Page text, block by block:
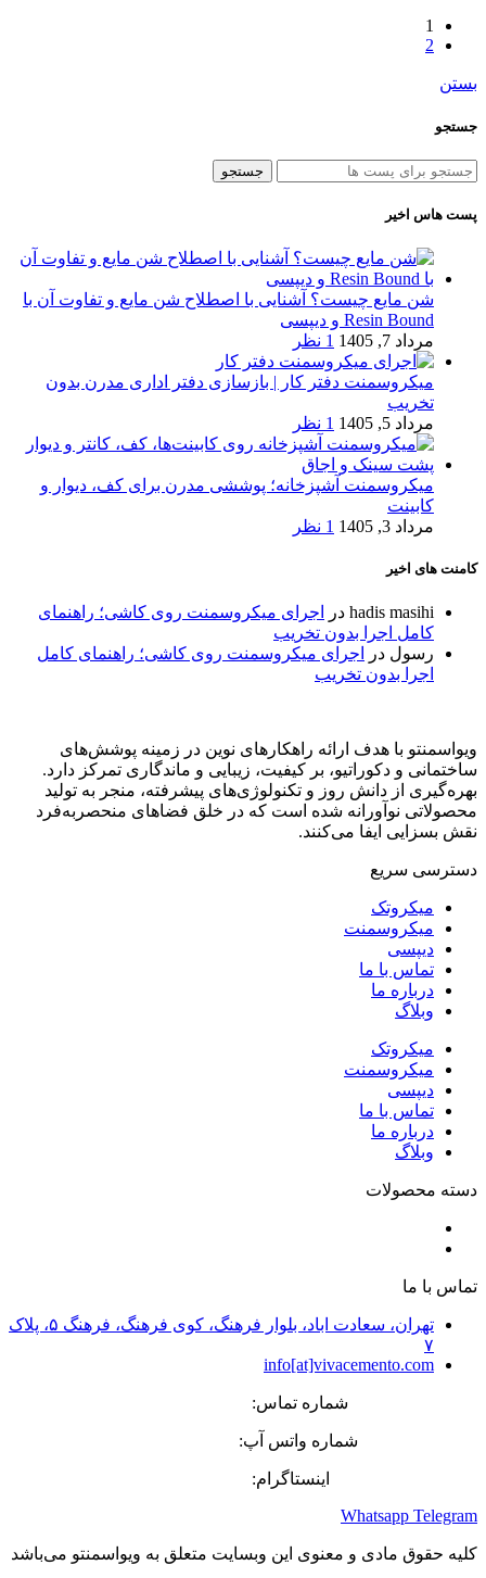
1
2
بستن
جستجو
جستجو
پست هاس اخیر
شن مایع چیست؟ آشنایی با اصطلاح شن مایع و تفاوت آن با
Resin Bound و دیپسی
مرداد 7, 1405
1 نظر
میکروسمنت دفتر کار | بازسازی دفتر اداری مدرن بدون
تخریب
مرداد 5, 1405
1 نظر
میکروسمنت آشپزخانه؛ پوششی مدرن برای کف، دیوار و
کابینت
مرداد 3, 1405
1 نظر
کامنت های اخیر
hadis masihi در
اجرای میکروسمنت روی کاشی؛ راهنمای
کامل اجرا بدون تخریب
رسول در
اجرای میکروسمنت روی کاشی؛ راهنمای کامل
اجرا بدون تخریب
ویواسمنتو با هدف ارائه راهکارهای نوین در زمینه پوشش‌های
ساختمانی و دکوراتیو، بر کیفیت، زیبایی و ماندگاری تمرکز دارد.
بهره‌گیری از دانش روز و تکنولوژی‌های پیشرفته، منجر به تولید
محصولاتی نوآورانه شده است که در خلق فضاهای منحصر‌به‌فرد
نقش بسزایی ایفا می‌کنند.
دسترسی سریع
میکروتک
میکروسمنت
دیپسی
تماس با ما
درباره ما
وبلاگ
میکروتک
میکروسمنت
دیپسی
تماس با ما
درباره ما
وبلاگ
دسته محصولات
تماس با ما
تهران، سعادت اباد، بلوار فرهنگ، کوی فرهنگ، فرهنگ ۵، پلاک
۷
info[at]vivacemento.com
شماره تماس:
شماره واتس آپ:
اینستاگرام:
Whatsapp Telegram
کلیه حقوق مادی و معنوی این وبسایت متعلق به ویواسمنتو می‌باشد